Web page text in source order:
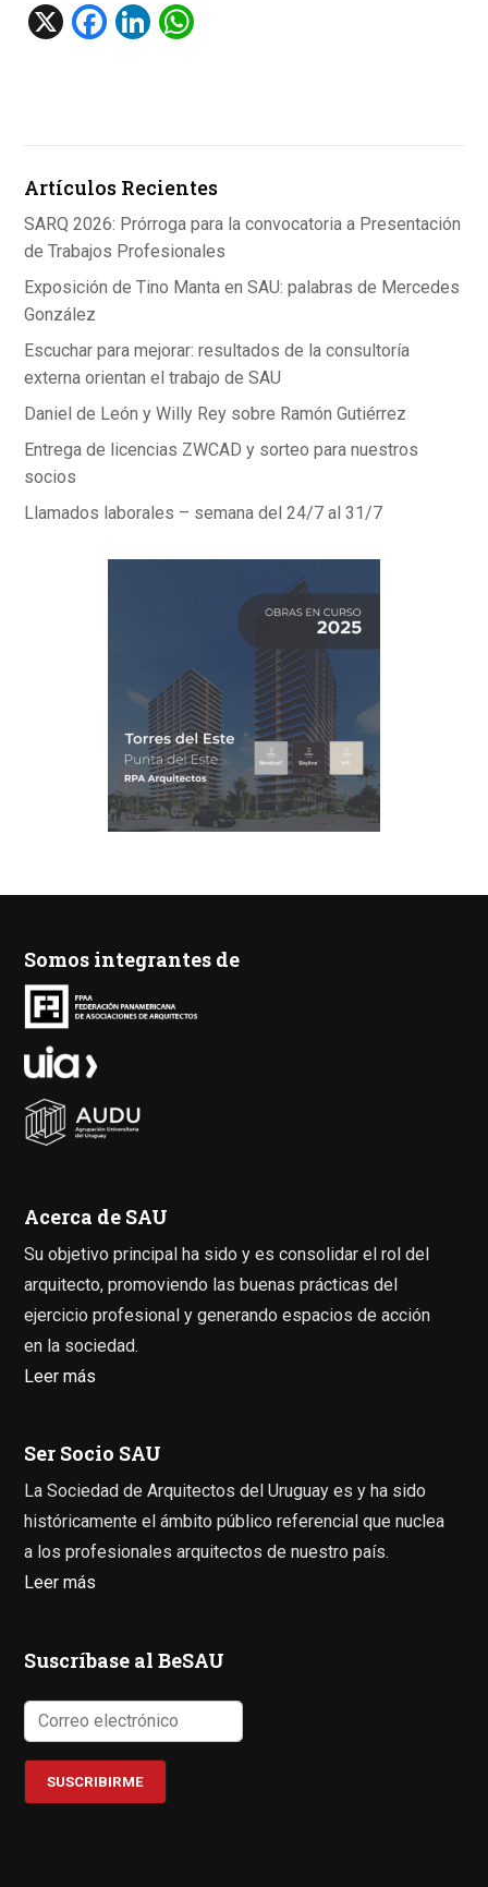
X
F
o
k
Li
p
p
Artículos Recientes
SARQ 2026: Prórroga para la convocatoria a Presentación
de Trabajos Profesionales
Exposición de Tino Manta en SAU: palabras de Mercedes
González
Escuchar para mejorar: resultados de la consultoría
externa orientan el trabajo de SAU
Daniel de León y Willy Rey sobre Ramón Gutiérrez
Entrega de licencias ZWCAD y sorteo para nuestros
socios
Llamados laborales – semana del 24/7 al 31/7
Somos integrantes de
Acerca de SAU
Su objetivo principal ha sido y es consolidar el rol del
arquitecto, promoviendo las buenas prácticas del
ejercicio profesional y generando espacios de acción
en la sociedad.
Leer más
Ser Socio SAU
La Sociedad de Arquitectos del Uruguay es y ha sido
históricamente el ámbito público referencial que nuclea
a los profesionales arquitectos de nuestro país.
Leer más
Suscríbase al BeSAU